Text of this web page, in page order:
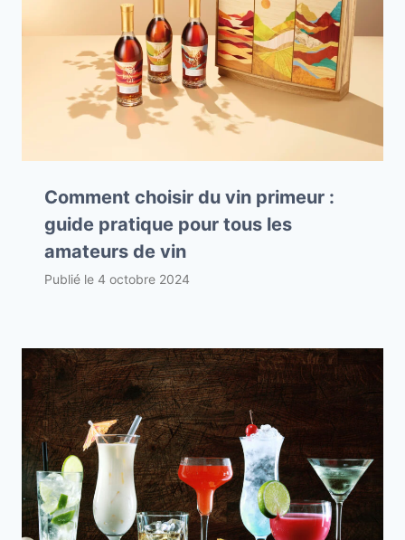
Comment choisir du vin primeur :
guide pratique pour tous les
amateurs de vin
Publié le 4 octobre 2024